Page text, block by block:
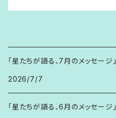
「星たちが語る、7月のメッセージ」
2026/7/7
「星たちが語る、6月のメッセージ」